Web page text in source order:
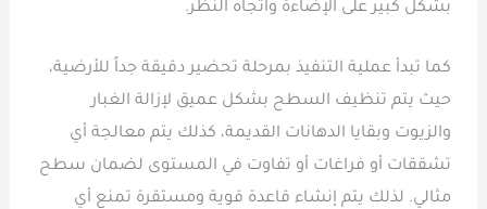
بشكل كبير على الإضاءة واتجاه النظر.
كما تبدأ عملية التنفيذ بمرحلة تحضير دقيقة جداً للأرضية،
حيث يتم تنظيف السطح بشكل عميق لإزالة الغبار
والزيوت وبقايا الدهانات القديمة، كذلك يتم معالجة أي
تشققات أو فراغات أو تفاوت في المستوى لضمان سطح
مثالي. لذلك يتم إنشاء قاعدة قوية ومستقرة تمنع أي